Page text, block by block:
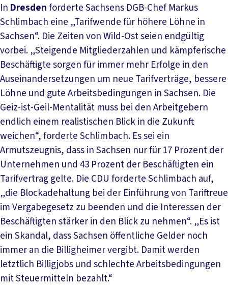
In Dresdenforderte Sachsens DGB-Chef Markus
Schlimbach eine „Tarifwende für höhere Löhne in
Sachsen“. Die Zeiten von Wild-Ost seien endgültig
vorbei. „Steigende Mitgliederzahlen und kämpferische
Beschäftigte sorgen für immer mehr Erfolge in den
Auseinandersetzungen um neue Tarifverträge, bessere
Löhne und gute Arbeitsbedingungen in Sachsen. Die
Geiz-ist-Geil-Mentalität muss bei den Arbeitgebern
endlich einem realistischen Blick in die Zukunft
weichen“, forderte Schlimbach. Es sei ein
Armutszeugnis, dass in Sachsen nur für 17 Prozent der
Unternehmen und 43 Prozent der Beschäftigten ein
Tarifvertrag gelte. Die CDU forderte Schlimbach auf,
„die Blockadehaltung bei der Einführung von Tariftreue
im Vergabegesetz zu beenden und die Interessen der
Beschäftigten stärker in den Blick zu nehmen“. „Es ist
ein Skandal, dass Sachsen öffentliche Gelder noch
immer an die Billigheimer vergibt. Damit werden
letztlich Billigjobs und schlechte Arbeitsbedingungen
mit Steuermitteln bezahlt.“